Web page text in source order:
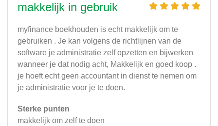
makkelijk in gebruik
myfinance boekhouden is echt makkelijk om te
gebruiken . Je kan volgens de richtlijnen van de
software je administratie zelf opzetten en bijwerken
wanneer je dat nodig acht, Makkelijk en goed koop .
je hoeft echt geen accountant in dienst te nemen om
je administratie voor je te doen.
Sterke punten
makkelijk om zelf te doen